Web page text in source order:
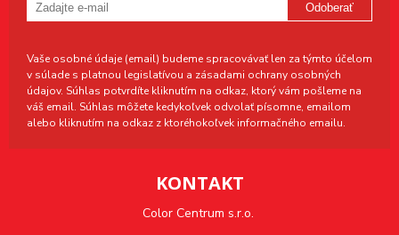
Odoberať
Vaše osobné údaje (email) budeme spracovávať len za týmto účelom
v súlade s platnou legislatívou a zásadami ochrany osobných
údajov. Súhlas potvrdíte kliknutím na odkaz, ktorý vám pošleme na
váš email. Súhlas môžete kedykoľvek odvolať písomne, emailom
alebo kliknutím na odkaz z ktoréhokoľvek informačného emailu.
KONTAKT
Color Centrum s.r.o.